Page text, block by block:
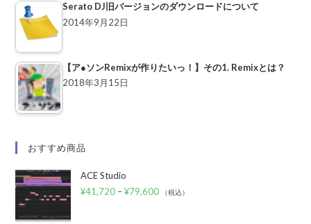
Serato DJ旧バージョンのダウンロードについて
2014年9月22日
【ア●ソンRemixが作りたいっ！】その1. Remixとは？
2018年3月15日
おすすめ商品
ACE Studio
¥41,720 –¥79,600 （税込）